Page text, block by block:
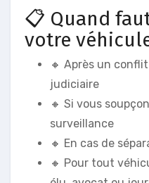
📋 Quand
votre
🔸 Après un
judiciaire
🔸 Si vous
surveillance
🔸 En cas de
🔸 Pour tout